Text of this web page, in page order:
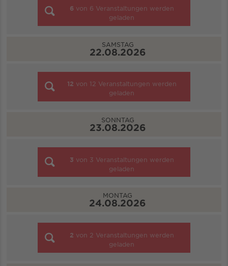
6 von 6 Veranstaltungen werden
geladen
SAMSTAG
22.08.2026
12 von 12 Veranstaltungen werden
geladen
SONNTAG
23.08.2026
3 von 3 Veranstaltungen werden
geladen
MONTAG
24.08.2026
2 von 2 Veranstaltungen werden
geladen